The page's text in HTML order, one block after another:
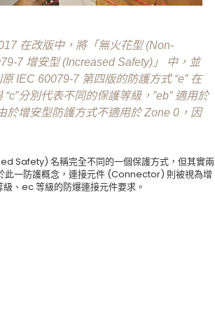
在改版中，將「無火花型 (Non-
7 增安型 (Increased Safety)」 中，並
IEC 60079-7 第四版的防護方式 “e” 在
分別代表不同的保護等級，”eb” 適用於
於增安型防護方式不適用於 Zone 0，因
Safety) 名稱完全不同的一個保護方式，但其實兩
此一防護概念，連接元件 (Connector) 則被視為增
、ec 等級的防爆連接元件要求。